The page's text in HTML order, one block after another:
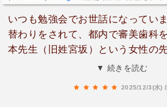
いつも勉強会でお世話になってい
替わりをされて、都内で審美歯科
本先生（旧姓宮坂）という女性の
されています。とても勉強熱心で
▼ 続きを読む
2025/12/3(水)